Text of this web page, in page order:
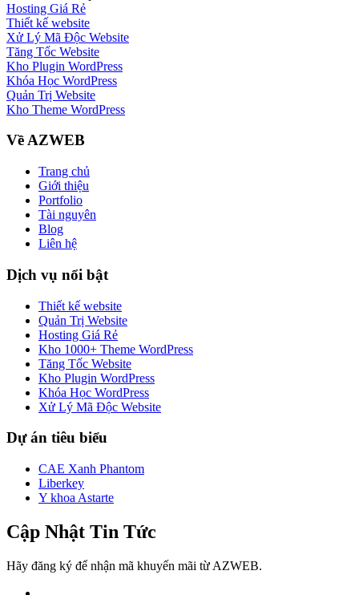
Hosting Giá Rẻ
Thiết kế website
Xử Lý Mã Độc Website
Tăng Tốc Website
Kho Plugin WordPress
Khóa Học WordPress
Quản Trị Website
Kho Theme WordPress
Về AZWEB
Trang chủ
Giới thiệu
Portfolio
Tài nguyên
Blog
Liên hệ
Dịch vụ nổi bật
Thiết kế website
Quản Trị Website
Hosting Giá Rẻ
Kho 1000+ Theme WordPress
Tăng Tốc Website
Kho Plugin WordPress
Khóa Học WordPress
Xử Lý Mã Độc Website
Dự án tiêu biểu
CAE Xanh Phantom
Liberkey
Y khoa Astarte
Cập Nhật Tin Tức
Hãy đăng ký để nhận mã khuyến mãi từ AZWEB.